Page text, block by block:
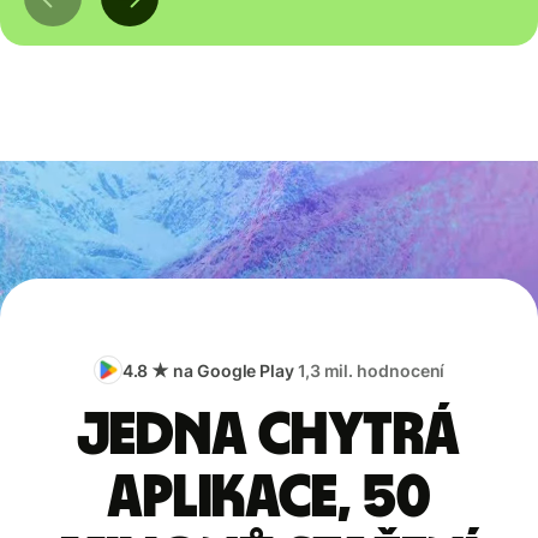
4.8 ★ na Google Play1,3 mil. hodnocení
Jedna chytrá
aplikace, 50